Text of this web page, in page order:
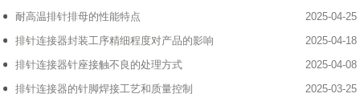
2025-04-25
耐高温排针排母的性能特点
2025-04-18
排针连接器封装工序精细程度对产品的影响
2025-04-08
排针连接器针座接触不良的处理方式
2025-03-25
排针连接器的针脚焊接工艺和质量控制